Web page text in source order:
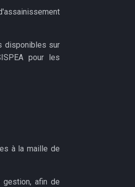
disponibles sur
pour les
à la maille de
gestion, afin de